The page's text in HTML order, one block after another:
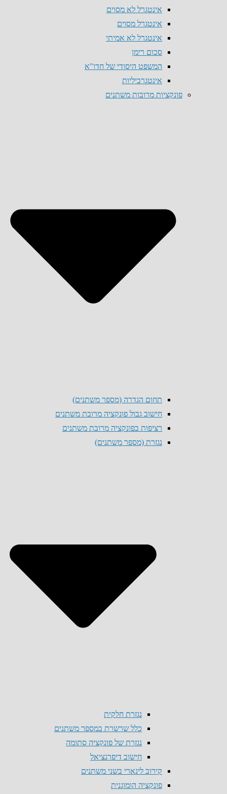
אינטגרל לא מסוים
אינטגרל מסוים
אינטגרל לא אמיתי
סכום רימן
המשפט היסודי של חדו"א
אינטגרביליות
פונקציות מרובות משתנים
תחום הגדרה (מספר משתנים)
חישוב גבול פונקציה מרובת משתנים
רציפות בפונקציה מרובת משתנים
נגזרת (מספר משתנים)
נגזרת חלקית
כלל שרשרת במספר משתנים
נגזרת של פונקציה סתומה
חישוב דיפרנציאל
קירוב לינארי בשני משתנים
פונקציה הומוגנית